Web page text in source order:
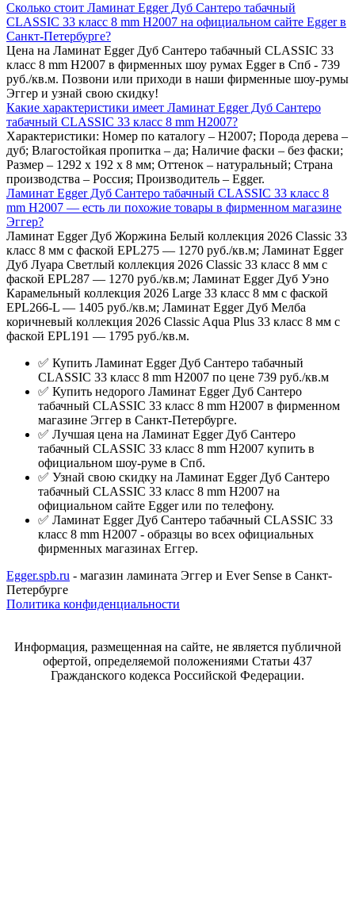
Сколько стоит Ламинат Egger Дуб Сантеро табачный
CLASSIC 33 класс 8 mm Н2007 на официальном сайте Egger в
Санкт-Петербурге?
Цена на Ламинат Egger Дуб Сантеро табачный CLASSIC 33
класс 8 mm Н2007 в фирменных шоу румах Egger в Спб - 739
руб./кв.м. Позвони или приходи в наши фирменные шоу-румы
Эггер и узнай свою скидку!
Какие характеристики имеет Ламинат Egger Дуб Сантеро
табачный CLASSIC 33 класс 8 mm Н2007?
Характеристики: Номер по каталогу – Н2007; Порода дерева –
дуб; Влагостойкая пропитка – да; Наличие фаски – без фаски;
Размер – 1292 х 192 х 8 мм; Оттенок – натуральный; Страна
производства – Россия; Производитель – Egger.
Ламинат Egger Дуб Сантеро табачный CLASSIC 33 класс 8
mm Н2007 — есть ли похожие товары в фирменном магазине
Эггер?
Ламинат Egger Дуб Жоржина Белый коллекция 2026 Classic 33
класс 8 мм с фаской EPL275 — 1270 руб./кв.м; Ламинат Egger
Дуб Луара Светлый коллекция 2026 Classic 33 класс 8 мм с
фаской EPL287 — 1270 руб./кв.м; Ламинат Egger Дуб Уэно
Карамельный коллекция 2026 Large 33 класс 8 мм с фаской
EPL266-L — 1405 руб./кв.м; Ламинат Egger Дуб Мелба
коричневый коллекция 2026 Classic Aqua Plus 33 класс 8 мм с
фаской EPL191 — 1795 руб./кв.м.
✅ Купить Ламинат Egger Дуб Сантеро табачный
CLASSIC 33 класс 8 mm Н2007 по цене 739 руб./кв.м
✅ Купить недорого Ламинат Egger Дуб Сантеро
табачный CLASSIC 33 класс 8 mm Н2007 в фирменном
магазине Эггер в Санкт-Петербурге.
✅ Лучшая цена на Ламинат Egger Дуб Сантеро
табачный CLASSIC 33 класс 8 mm Н2007 купить в
официальном шоу-руме в Спб.
✅ Узнай свою скидку на Ламинат Egger Дуб Сантеро
табачный CLASSIC 33 класс 8 mm Н2007 на
официальном сайте Egger или по телефону.
✅ Ламинат Egger Дуб Сантеро табачный CLASSIC 33
класс 8 mm Н2007 - образцы во всех официальных
фирменных магазинах Еггер.
Egger.spb.ru - магазин ламината Эггер и Ever Sense в Санкт-
Петербурге
Политика конфиденциальности
Информация, размещенная на сайте, не является публичной
офертой, определяемой положениями Статьи 437
Гражданского кодекса Российской Федерации.